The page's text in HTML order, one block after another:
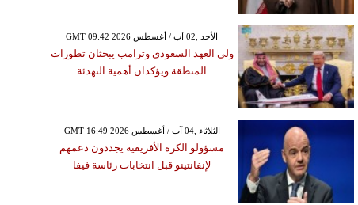
GMT 09:42 2026 الأحد ,02 آب / أغسطس
ولي العهد السعودي وترامب يبحثان تطورات
المنطقة ويؤكدان أهمية التهدئة
GMT 16:49 2026 الثلاثاء ,04 آب / أغسطس
مسؤولو الكرة الأفريقية يجددون دعمهم
لإنفانتينو قبل انتخابات رئاسة فيفا